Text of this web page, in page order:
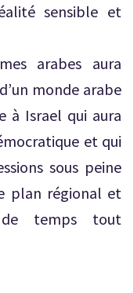
sensible et
arabes aura
monde arabe
à Israel qui aura
et qui
sous peine
plan régional et
de temps tout